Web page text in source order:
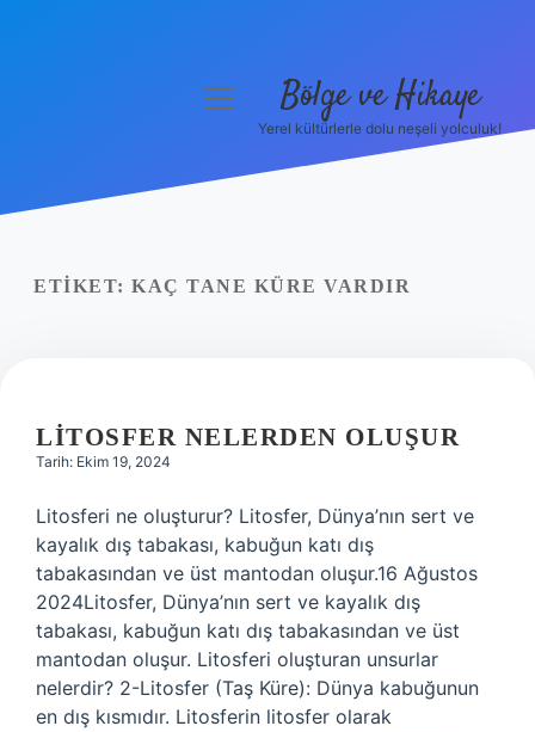
Yasal Uyarı
menüyü
Bölge ve Hikaye
Yerel kültürlerle dolu neşeli yolculuk!
ETIKET: KAÇ TANE KÜRE VARDIR
LITOSFER NELERDEN OLUŞUR
Tarih: Ekim 19, 2024
Litosferi ne oluşturur? Litosfer, Dünya’nın sert ve
kayalık dış tabakası, kabuğun katı dış
tabakasından ve üst mantodan oluşur.16 Ağustos
2024Litosfer, Dünya’nın sert ve kayalık dış
tabakası, kabuğun katı dış tabakasından ve üst
mantodan oluşur. Litosferi oluşturan unsurlar
nelerdir? 2-Litosfer (Taş Küre): Dünya kabuğunun
en dış kısmıdır. Litosferin litosfer olarak